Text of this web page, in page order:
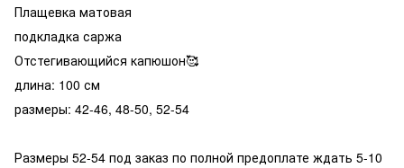
Плащевка матовая
подкладка саржа
Отстегивающийся капюшон🥰
длина: 100 см
размеры: 42-46, 48-50, 52-54
Размеры 52-54 под заказ по полной предоплате ждать 5-10